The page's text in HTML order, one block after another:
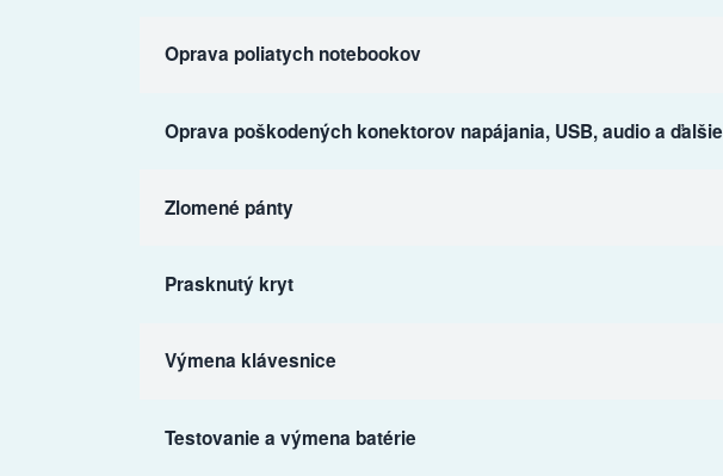
Oprava poliatych notebookov
Oprava poškodených konektorov napájania, USB, audio a ďalšie
Zlomené pánty
Prasknutý kryt
Výmena klávesnice
Testovanie a výmena batérie